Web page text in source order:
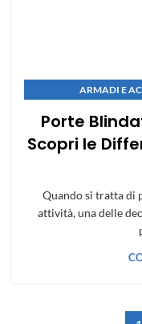
ARMADI E
Porte
Scopri le
Quando si tratta di
attività, una delle